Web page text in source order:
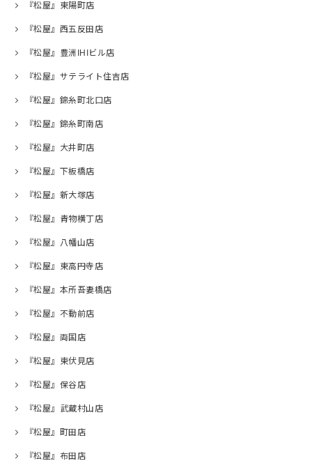
『松屋』東陽町店
『松屋』西五反田店
『松屋』豊洲IHIビル店
『松屋』サテライト住吉店
『松屋』錦糸町北口店
『松屋』錦糸町南店
『松屋』大井町店
『松屋』下板橋店
『松屋』新大塚店
『松屋』青物横丁店
『松屋』八幡山店
『松屋』東高円寺店
『松屋』本所吾妻橋店
『松屋』不動前店
『松屋』両国店
『松屋』東伏見店
『松屋』保谷店
『松屋』武蔵村山店
『松屋』町田店
『松屋』布田店